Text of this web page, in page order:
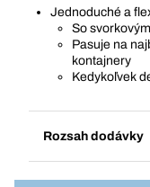
Jednoduché a
So
Pasuje na
kontajnery
Kedykoľvek
Rozsah dodávky